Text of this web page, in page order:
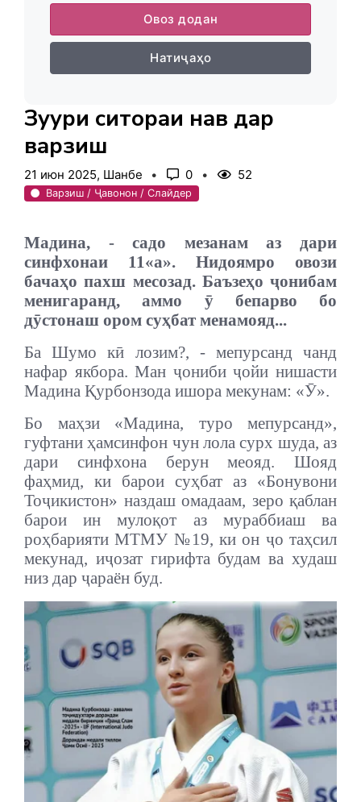
Овоз додан
Натиҷаҳо
Зуҳури ситораи нав дар
варзиш
21 июн 2025, Шанбе 0 52
Варзиш / Ҷавонон / Слайдер
Мадина, - садо мезанам аз дари
синфхонаи 11«а». Нидоямро овози
бачаҳо пахш месозад. Баъзеҳо ҷонибам
менигаранд, аммо ӯ бепарво бо
дӯстонаш ором суҳбат менамояд...
Ба Шумо кӣ лозим?, - мепурсанд чанд
нафар якбора. Ман ҷониби ҷойи нишасти
Мадина Қурбонзода ишора мекунам: «Ӯ».
Бо маҳзи «Мадина, туро мепурсанд»,
гуфтани ҳамсинфон чун лола сурх шуда, аз
дари синфхона берун меояд. Шояд
фаҳмид, ки барои суҳбат аз «Бонувони
Тоҷикистон» наздаш омадаам, зеро қаблан
барои ин мулоқот аз мураббиаш ва
роҳбарияти МТМУ №19, ки он ҷо таҳсил
мекунад, иҷозат гирифта будам ва худаш
низ дар ҷараён буд.